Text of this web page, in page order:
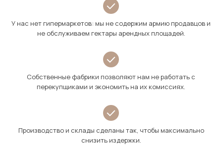
У нас нет гипермаркетов: мы не содержим армию продавцов и
не обслуживаем гектары арендных площадей.
Собственные фабрики позволяют нам не работать с
перекупщиками и экономить на их комиссиях.
Производство и склады сделаны так, чтобы максимально
снизить издержки.